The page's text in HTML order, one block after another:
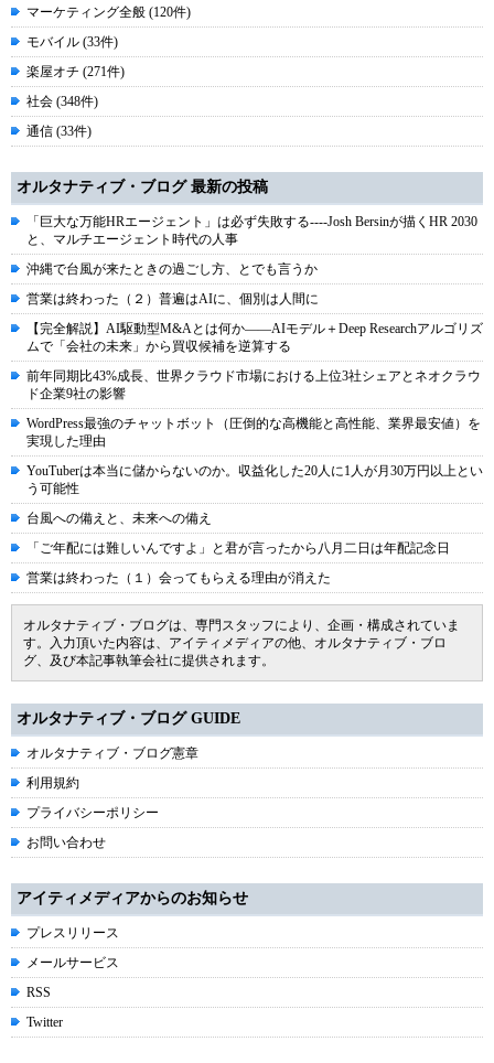
マーケティング全般 (120件)
モバイル (33件)
楽屋オチ (271件)
社会 (348件)
通信 (33件)
オルタナティブ・ブログ 最新の投稿
「巨大な万能HRエージェント」は必ず失敗する----Josh Bersinが描くHR 2030
と、マルチエージェント時代の人事
沖縄で台風が来たときの過ごし方、とでも言うか
営業は終わった（２）普遍はAIに、個別は人間に
【完全解説】AI駆動型M&Aとは何か――AIモデル＋Deep Researchアルゴリズ
ムで「会社の未来」から買収候補を逆算する
前年同期比43%成長、世界クラウド市場における上位3社シェアとネオクラウ
ド企業9社の影響
WordPress最強のチャットボット（圧倒的な高機能と高性能、業界最安値）を
実現した理由
YouTuberは本当に儲からないのか。収益化した20人に1人が月30万円以上とい
う可能性
台風への備えと、未来への備え
「ご年配には難しいんですよ」と君が言ったから八月二日は年配記念日
営業は終わった（１）会ってもらえる理由が消えた
オルタナティブ・ブログは、専門スタッフにより、企画・構成されていま
す。入力頂いた内容は、アイティメディアの他、オルタナティブ・ブロ
グ、及び本記事執筆会社に提供されます。
オルタナティブ・ブログ GUIDE
オルタナティブ・ブログ憲章
利用規約
プライバシーポリシー
お問い合わせ
アイティメディアからのお知らせ
プレスリリース
メールサービス
RSS
Twitter